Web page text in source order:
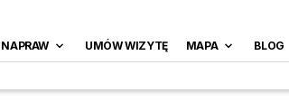
NAPRAW UMÓW WIZYTĘ MAPA BLOG